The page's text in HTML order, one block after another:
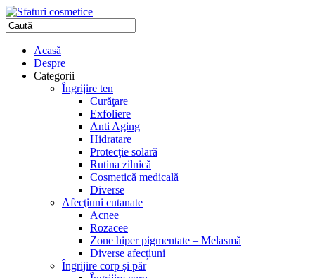
Acasă
Despre
Categorii
Îngrijire ten
Curăţare
Exfoliere
Anti Aging
Hidratare
Protecţie solară
Rutina zilnică
Cosmetică medicală
Diverse
Afecţiuni cutanate
Acnee
Rozacee
Zone hiper pigmentate – Melasmă
Diverse afecțiuni
Îngrijire corp și păr